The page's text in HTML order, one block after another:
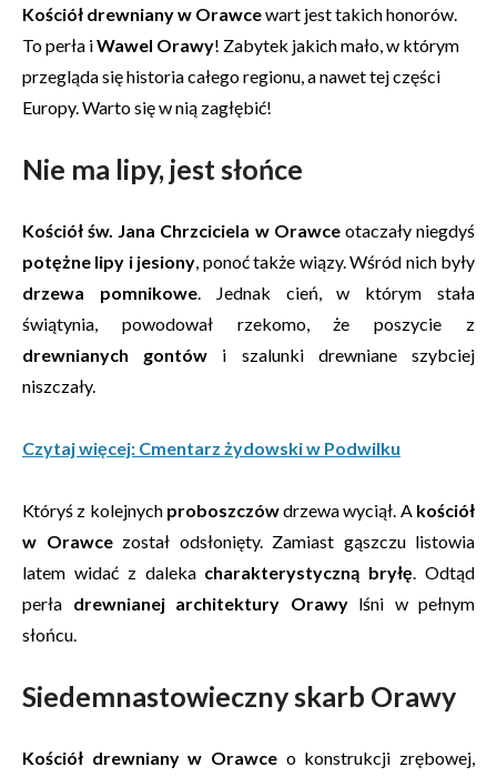
Kościół drewniany w Orawcewart jest takich honorów.
To perła iWawel Orawy! Zabytek jakich mało, w którym
przegląda się historia całego regionu, a nawet tej części
Europy. Warto się w nią zagłębić!
Nie ma lipy, jest słońce
Kościół św. Jana Chrzciciela w Orawceotaczały niegdyś
potężne lipy i jesiony, ponoć także wiązy. Wśród nich były
drzewa pomnikowe. Jednak cień, w którym stała
świątynia, powodował rzekomo, że poszycie z
drewnianych gontów i szalunki drewniane szybciej
niszczały.
Czytaj więcej: Cmentarz żydowski w Podwilku
Któryś z kolejnych proboszczówdrzewa wyciął. A kościół
w Orawce został odsłonięty. Zamiast gąszczu listowia
latem widać z daleka charakterystyczną bryłę. Odtąd
perła drewnianej architektury Orawylśni w pełnym
słońcu.
Siedemnastowieczny skarb Orawy
Kościół drewniany w Orawce o konstrukcji zrębowej,